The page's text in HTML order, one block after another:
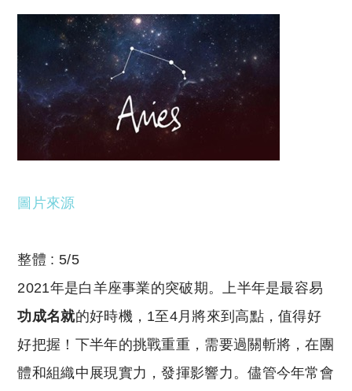
圖片來源
整體 : 5/5
2021年是白羊座事業的突破期。上半年是最容易
功成名就的好時機，1至4月將來到高點，值得好
好把握！下半年的挑戰重重，需要過關斬將，在團
體和組織中展現實力，發揮影響力。儘管今年常會